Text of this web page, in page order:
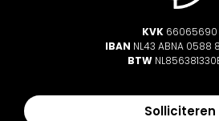
KVK 66065690
IBAN NL43 ABNA 0588
BTW
Solliciteren